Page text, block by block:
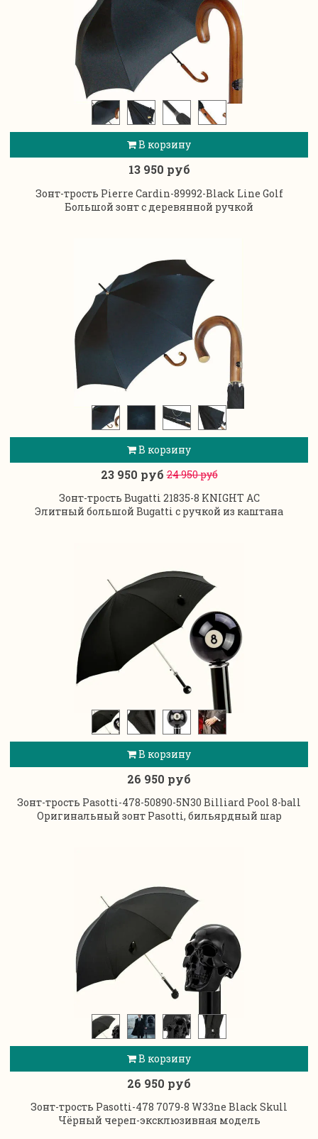
В корзину
13 950 руб
Зонт-трость Pierre Cardin-89992-Black Line Golf
Большой зонт с деревянной ручкой
В корзину
23 950 руб24 950 руб
Зонт-трость Bugatti 21835-8 KNIGHT AC
Элитный большой Bugatti с ручкой из каштана
В корзину
26 950 руб
Зонт-трость Pasotti-478-50890-5N30 Billiard Pool 8-ball
Оригинальный зонт Pasotti, бильярдный шар
В корзину
26 950 руб
Зонт-трость Pasotti-478 7079-8 W33ne Black Skull
Чёрный череп-эксклюзивная модель